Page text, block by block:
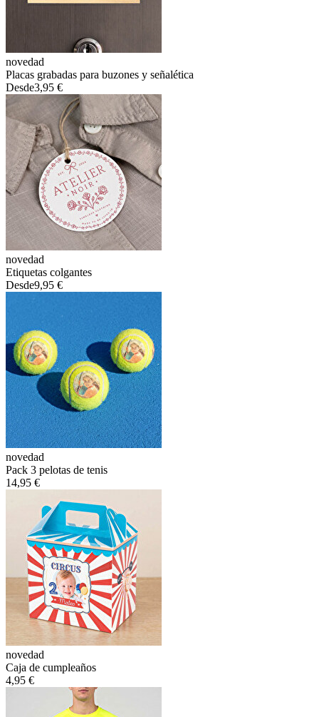
novedad
Placas grabadas para buzones y señalética
Desde3,95 €
novedad
Etiquetas colgantes
Desde9,95 €
novedad
Pack 3 pelotas de tenis
14,95 €
novedad
Caja de cumpleaños
4,95 €